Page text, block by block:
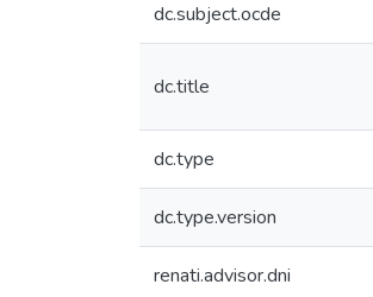
dc.subject.ocde
dc.title
dc.type
dc.type.version
renati.advisor.dni